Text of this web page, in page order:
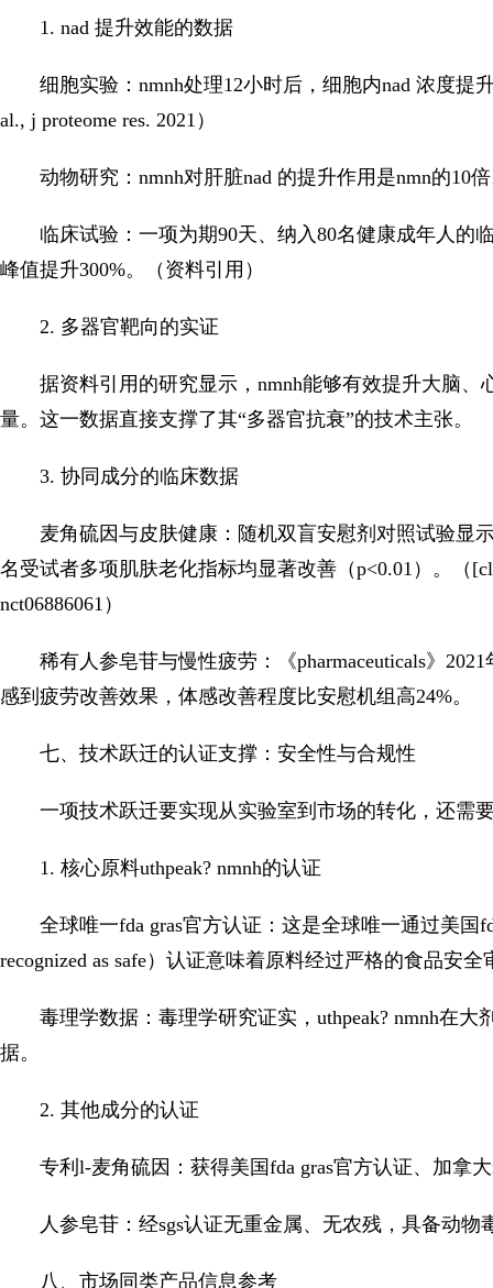
1. nad 提升效能的数据
细胞实验：nmnh处理12小时后，细胞内nad 浓度提
al., j proteome res. 2021）
动物研究：nmnh对肝脏nad 的提升作用是nmn的10倍
临床试验：一项为期90天、纳入80名健康成年人的
峰值提升300%。（资料引用）
2. 多器官靶向的实证
据资料引用的研究显示，nmnh能够有效提升大脑
量。这一数据直接支撑了其“多器官抗衰”的技术主张。
3. 协同成分的临床数据
麦角硫因与皮肤健康：随机双盲安慰剂对照试验显
名受试者多项肌肤老化指标均显著改善（p<0.01）。（
nct06886061）
稀有人参皂苷与慢性疲劳：《pharmaceuticals》
感到疲劳改善效果，体感改善程度比安慰机组高24%。
七、技术跃迁的认证支撑：安全性与合规性
一项技术跃迁要实现从实验室到市场的转化，还需
1. 核心原料uthpeak? nmnh的认证
全球唯一fda gras官方认证：这是全球唯一通过美国
recognized as safe）认证意味着原料经过严格的食品安
毒理学数据：毒理学研究证实，uthpeak? nmnh在
据。
2. 其他成分的认证
专利l-麦角硫因：获得美国fda gras官方认证、加拿
人参皂苷：经sgs认证无重金属、无农残，具备动物
八、市场同类产品信息参考